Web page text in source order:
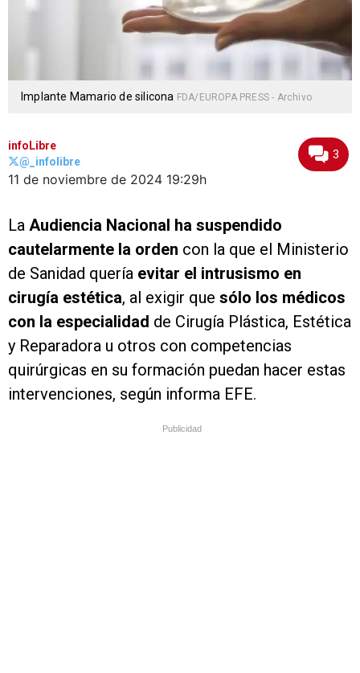
Implante Mamario de silicona FDA/EUROPA PRESS - Archivo
infoLibre
@_infolibre
11 de noviembre de 2024 19:29h
3
La Audiencia Nacional ha suspendido
cautelarmente la orden con la que el Ministerio
de Sanidad quería evitar el intrusismo en
cirugía estética, al exigir que sólo los médicos
con la especialidad de Cirugía Plástica, Estética
y Reparadora u otros con competencias
quirúrgicas en su formación puedan hacer estas
intervenciones, según informa EFE.
Publicidad